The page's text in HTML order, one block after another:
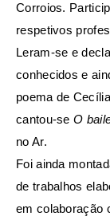
Corroios.
respetivos
Leram-se e
conhecidos e
poema de
cantou-se O
no Ar.
Foi ainda
de trabalhos
em colaboração